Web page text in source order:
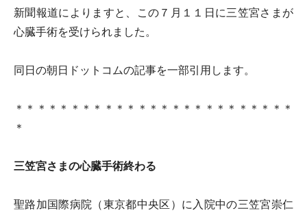
新聞報道によりますと、この７月１１日に三笠宮さまが
心臓手術を受けられました。
同日の朝日ドットコムの記事を一部引用します。
＊＊＊＊＊＊＊＊＊＊＊＊＊＊＊＊＊＊＊＊＊＊＊＊＊
＊
三笠宮さまの心臓手術終わる
聖路加国際病院（東京都中央区）に入院中の三笠宮崇仁